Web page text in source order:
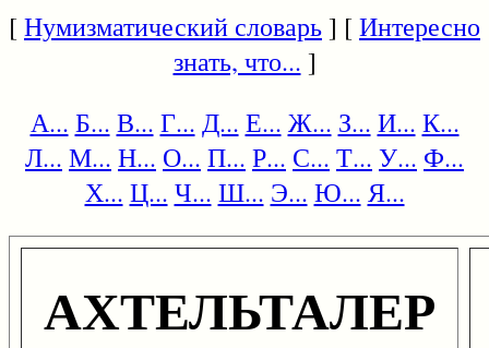
[Нумизматический словарь] [Интересно
знать, что... ]
А... Б... В... Г... Д... Е... Ж... З... И... К...
Л... М... Н... О... П... Р... С... Т... У... Ф...
Х... Ц... Ч... Ш... Э... Ю... Я...
АХТЕЛЬТАЛЕР